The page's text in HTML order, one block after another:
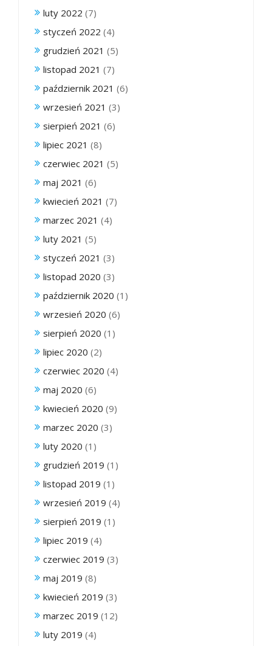
luty 2022 (7)
styczeń 2022 (4)
grudzień 2021 (5)
listopad 2021 (7)
październik 2021 (6)
wrzesień 2021 (3)
sierpień 2021 (6)
lipiec 2021 (8)
czerwiec 2021 (5)
maj 2021 (6)
kwiecień 2021 (7)
marzec 2021 (4)
luty 2021 (5)
styczeń 2021 (3)
listopad 2020 (3)
październik 2020 (1)
wrzesień 2020 (6)
sierpień 2020 (1)
lipiec 2020 (2)
czerwiec 2020 (4)
maj 2020 (6)
kwiecień 2020 (9)
marzec 2020 (3)
luty 2020 (1)
grudzień 2019 (1)
listopad 2019 (1)
wrzesień 2019 (4)
sierpień 2019 (1)
lipiec 2019 (4)
czerwiec 2019 (3)
maj 2019 (8)
kwiecień 2019 (3)
marzec 2019 (12)
luty 2019 (4)